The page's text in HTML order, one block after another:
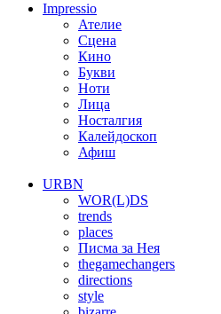
Impressio
Ателие
Сцена
Кино
Букви
Ноти
Лица
Носталгия
Калейдоскоп
Афиш
URBN
WOR(L)DS
trends
places
Писма за Нея
thegamechangers
directions
style